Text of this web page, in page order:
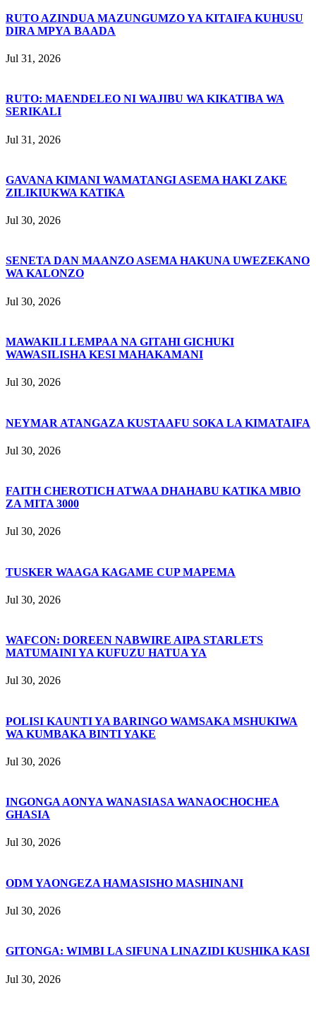
RUTO AZINDUA MAZUNGUMZO YA KITAIFA KUHUSU
DIRA MPYA BAADA
Jul 31, 2026
RUTO: MAENDELEO NI WAJIBU WA KIKATIBA WA
SERIKALI
Jul 31, 2026
GAVANA KIMANI WAMATANGI ASEMA HAKI ZAKE
ZILIKIUKWA KATIKA
Jul 30, 2026
SENETA DAN MAANZO ASEMA HAKUNA UWEZEKANO
WA KALONZO
Jul 30, 2026
MAWAKILI LEMPAA NA GITAHI GICHUKI
WAWASILISHA KESI MAHAKAMANI
Jul 30, 2026
NEYMAR ATANGAZA KUSTAAFU SOKA LA KIMATAIFA
Jul 30, 2026
FAITH CHEROTICH ATWAA DHAHABU KATIKA MBIO
ZA MITA 3000
Jul 30, 2026
TUSKER WAAGA KAGAME CUP MAPEMA
Jul 30, 2026
WAFCON: DOREEN NABWIRE AIPA STARLETS
MATUMAINI YA KUFUZU HATUA YA
Jul 30, 2026
POLISI KAUNTI YA BARINGO WAMSAKA MSHUKIWA
WA KUMBAKA BINTI YAKE
Jul 30, 2026
INGONGA AONYA WANASIASA WANAOCHOCHEA
GHASIA
Jul 30, 2026
ODM YAONGEZA HAMASISHO MASHINANI
Jul 30, 2026
GITONGA: WIMBI LA SIFUNA LINAZIDI KUSHIKA KASI
Jul 30, 2026